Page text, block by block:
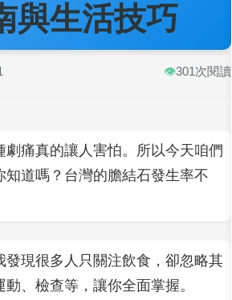
與生活技巧
👁️301次閱讀
痛真的讓人害怕。所以今天咱們
道嗎？台灣的膽結石發生率不
現很多人只關注飲食，卻忽略其
、檢查等，讓你全面掌握。